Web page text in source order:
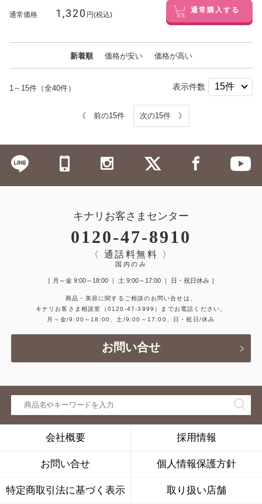
通常価格 1,320 円(税込) 通常購入する
新着順 価格が安い 価格が高い
1～15件（全40件） 表示件数
《 前の15件 次の15件 》
キナリお客さまセンター
0120-47-8910
〈 通話料無料 〉
国内のみ
［ 月～金 9:00～18:00 ｜ 土 9:00～17:00 ｜ 日・祝日休み ］
商品・美容に関するご相談のお問い合せは、
キナリお客さま相談室
（0120-47-3999）
までお電話ください。
月～金/9:00～18:00、土/9:00～17:00、日・祝日/休み
お問い合せ
会社概要 採用情報
お問い合せ 個人情報保護方針
特定商取引法に基づく表示 取り扱い店舗